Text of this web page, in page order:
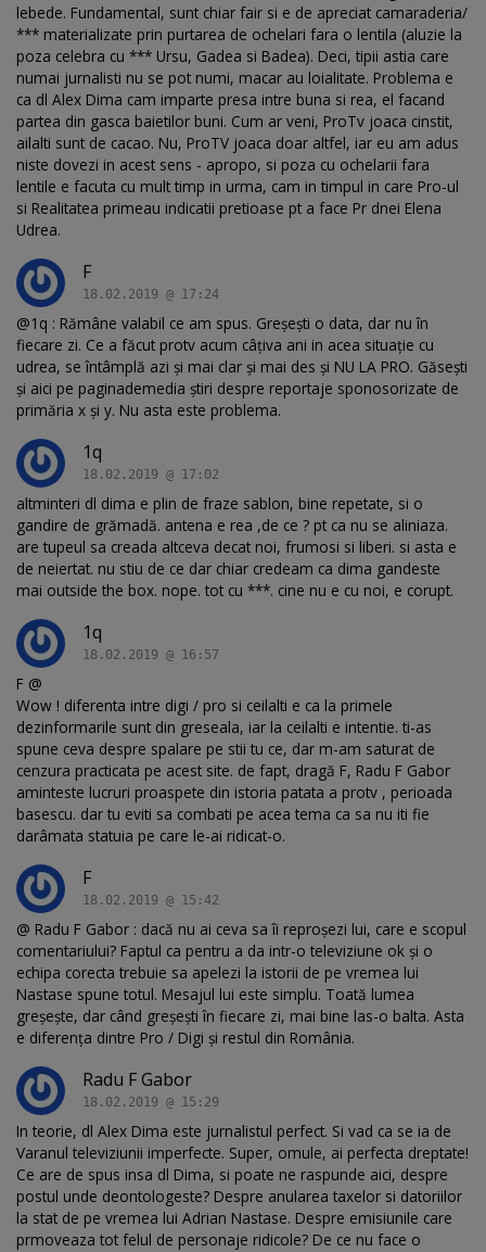
lebede. Fundamental, sunt chiar fair si e de apreciat camaraderia/
*** materializate prin purtarea de ochelari fara o lentila (aluzie la
poza celebra cu *** Ursu, Gadea si Badea). Deci, tipii astia care
numai jurnalisti nu se pot numi, macar au loialitate. Problema e
ca dl Alex Dima cam imparte presa intre buna si rea, el facand
partea din gasca baietilor buni. Cum ar veni, ProTv joaca cinstit,
ailalti sunt de cacao. Nu, ProTV joaca doar altfel, iar eu am adus
niste dovezi in acest sens - apropo, si poza cu ochelarii fara
lentile e facuta cu mult timp in urma, cam in timpul in care Pro-ul
si Realitatea primeau indicatii pretioase pt a face Pr dnei Elena
Udrea.
F
18.02.2019 @ 17:24
@1q : Rămâne valabil ce am spus. Greșești o data, dar nu în
fiecare zi. Ce a făcut protv acum câțiva ani in acea situație cu
udrea, se întâmplă azi și mai clar și mai des și NU LA PRO. Găsești
și aici pe paginademedia știri despre reportaje sponosorizate de
primăria x și y. Nu asta este problema.
1q
18.02.2019 @ 17:02
altminteri dl dima e plin de fraze sablon, bine repetate, si o
gandire de grămadă. antena e rea ,de ce ? pt ca nu se aliniaza.
are tupeul sa creada altceva decat noi, frumosi si liberi. si asta e
de neiertat. nu stiu de ce dar chiar credeam ca dima gandeste
mai outside the box. nope. tot cu ***. cine nu e cu noi, e corupt.
1q
18.02.2019 @ 16:57
F @
Wow ! diferenta intre digi / pro si ceilalti e ca la primele
dezinformarile sunt din greseala, iar la ceilalti e intentie. ti-as
spune ceva despre spalare pe stii tu ce, dar m-am saturat de
cenzura practicata pe acest site. de fapt, dragă F, Radu F Gabor
aminteste lucruri proaspete din istoria patata a protv , perioada
basescu. dar tu eviti sa combati pe acea tema ca sa nu iti fie
darâmata statuia pe care le-ai ridicat-o.
F
18.02.2019 @ 15:42
@ Radu F Gabor : dacă nu ai ceva sa îi reproșezi lui, care e scopul
comentariului? Faptul ca pentru a da intr-o televiziune ok și o
echipa corecta trebuie sa apelezi la istorii de pe vremea lui
Nastase spune totul. Mesajul lui este simplu. Toată lumea
greșește, dar când greșești în fiecare zi, mai bine las-o balta. Asta
e diferența dintre Pro / Digi și restul din România.
Radu F Gabor
18.02.2019 @ 15:29
In teorie, dl Alex Dima este jurnalistul perfect. Si vad ca se ia de
Varanul televiziunii imperfecte. Super, omule, ai perfecta dreptate!
Ce are de spus insa dl Dima, si poate ne raspunde aici, despre
postul unde deontologeste? Despre anularea taxelor si datoriilor
la stat de pe vremea lui Adrian Nastase. Despre emisiunile care
prmoveaza tot felul de personaje ridicole? De ce nu face o